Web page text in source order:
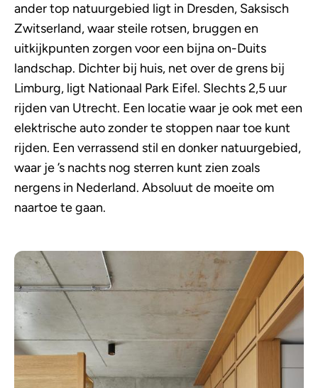
ander top natuurgebied ligt in Dresden, Saksisch
Zwitserland, waar steile rotsen, bruggen en
uitkijkpunten zorgen voor een bijna on-Duits
landschap. Dichter bij huis, net over de grens bij
Limburg, ligt Nationaal Park Eifel. Slechts 2,5 uur
rijden van Utrecht. Een locatie waar je ook met een
elektrische auto zonder te stoppen naar toe kunt
rijden. Een verrassend stil en donker natuurgebied,
waar je ’s nachts nog sterren kunt zien zoals
nergens in Nederland. Absoluut de moeite om
naartoe te gaan.